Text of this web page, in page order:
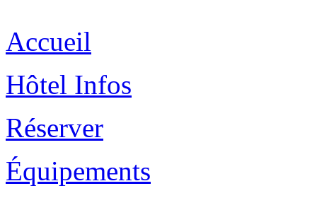
Accueil
Hôtel Infos
Réserver
Équipements